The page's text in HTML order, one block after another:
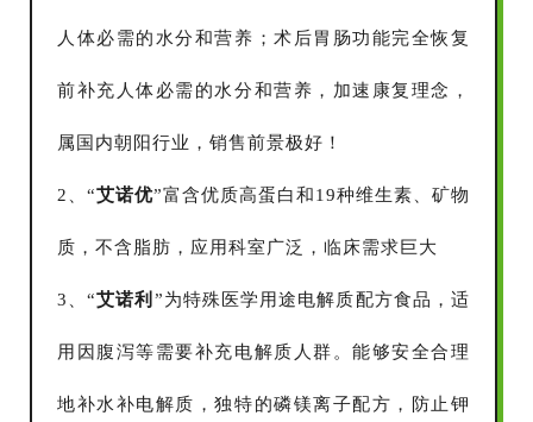
人体必需的水分和营养；术后胃肠功能完全恢复
前补充人体必需的水分和营养，加速康复理念，
属国内朝阳行业，销售前景极好！
2、“艾诺优”富含优质高蛋白和19种维生素、矿物
质，不含脂肪，应用科室广泛，临床需求巨大
3、“艾诺利 ”为特殊医学用途电解质配方食品，适
用因腹泻等需要补充电解质人群。能够安全合理
地补水补电解质，独特的磷镁离子配方，防止钾